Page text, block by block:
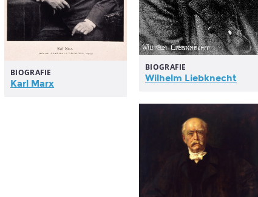
BIOGRAFIE
Wilhelm Liebknecht
BIOGRAFIE
Karl Marx